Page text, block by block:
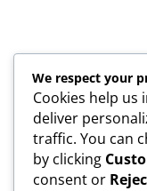
We respect your
Cookies help us
deliver
traffic. You can
by clicking
consent or